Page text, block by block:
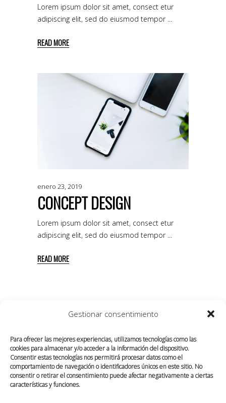
Gestionar consentimiento
Para ofrecer las mejores experiencias, utilizamos tecnologías como las
cookies para almacenar y/o acceder a la información del dispositivo.
Consentir estas tecnologías nos permitirá procesar datos como el
comportamiento de navegación o identificadores únicos en este sitio. No
consentir o retirar el consentimiento puede afectar negativamente a ciertas
características y funciones.
Lorem ipsum dolor sit amet, consect etur
adipiscing elit, sed do eiusmod tempor
READ MORE
enero 23, 2019
CONCEPT DESIGN
Lorem ipsum dolor sit amet, consect etur
adipiscing elit, sed do eiusmod tempor
READ MORE